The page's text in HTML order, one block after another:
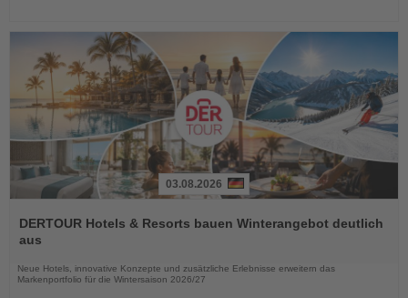
Sie
die
03.08.2026
DERTOUR Hotels & Resorts bauen Winterangebot deutlich
aus
Neue Hotels, innovative Konzepte und zusätzliche Erlebnisse erweitern das
Markenportfolio für die Wintersaison 2026/27